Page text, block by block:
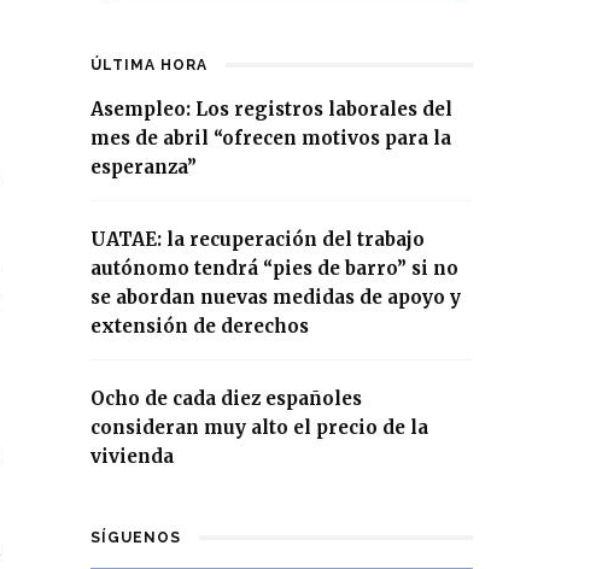
ÚLTIMA HORA
Asempleo: Los registros laborales del
mes de abril “ofrecen motivos para la
esperanza”
UATAE: la recuperación del trabajo
autónomo tendrá “pies de barro” si no
se abordan nuevas medidas de apoyo y
extensión de derechos
Ocho de cada diez españoles
consideran muy alto el precio de la
vivienda
SÍGUENOS